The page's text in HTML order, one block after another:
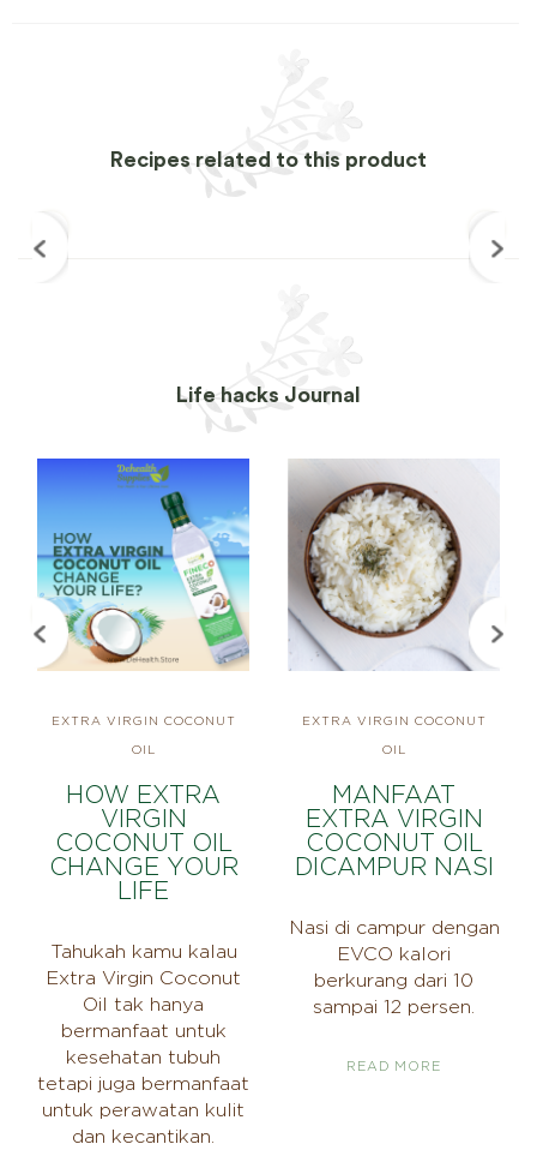
Recipes related to this product
Life hacks Journal
EXTRA VIRGIN COCONUT
OIL
HOW EXTRA
VIRGIN
COCONUT OIL
CHANGE YOUR
LIFE
Tahukah kamu kalau
Extra Virgin Coconut
Oil tak hanya
bermanfaat untuk
kesehatan tubuh
tetapi juga bermanfaat
untuk perawatan kulit
dan kecantikan.
EXTRA VIRGIN COCONUT
OIL
MANFAAT
EXTRA VIRGIN
COCONUT OIL
DICAMPUR NASI
Nasi di campur dengan
EVCO kalori
berkurang dari 10
sampai 12 persen.
READ MORE